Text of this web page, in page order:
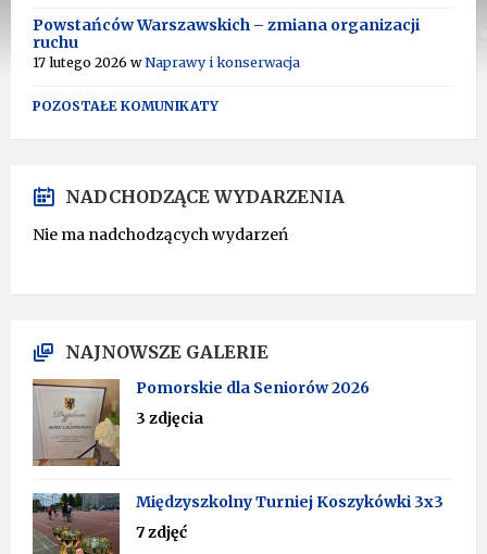
Powstańców Warszawskich – zmiana organizacji
ruchu
17 lutego 2026 wNaprawy i konserwacja
POZOSTAŁE KOMUNIKATY
NADCHODZĄCE WYDARZENIA
Nie ma nadchodzących wydarzeń
NAJNOWSZE GALERIE
Pomorskie dla Seniorów 2026
3 zdjęcia
Międzyszkolny Turniej Koszykówki 3x3
7 zdjęć